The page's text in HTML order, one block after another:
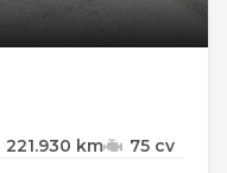
221.930 km
75 cv